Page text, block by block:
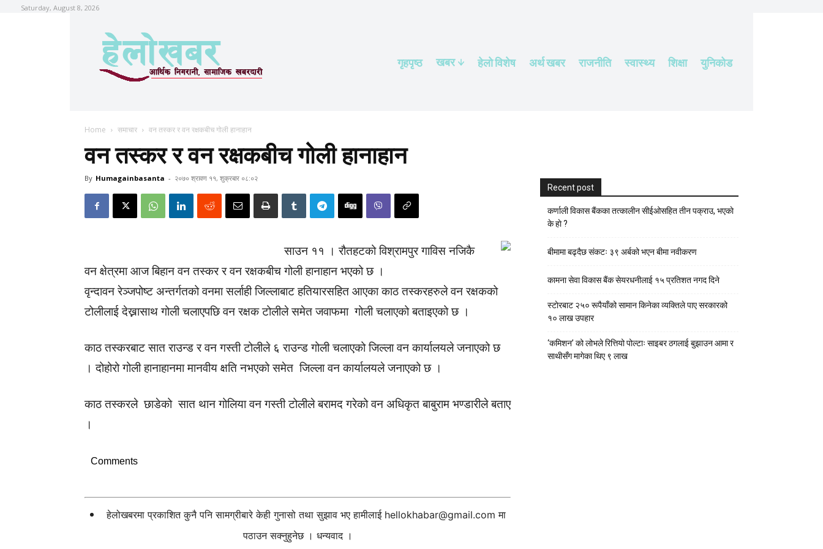
Saturday, August 8, 2026
गृहपृष्ठ खबर हेलाे विशेष अर्थ खबर राजनीति स्वास्थ्य शिक्षा युनिकोड
Home समाचार वन तस्कर र वन रक्षकबीच गोली हानाहान
वन तस्कर र वन रक्षकबीच गोली हानाहान
By Humagainbasanta - २०७० श्रावण ११, शुक्रबार ०८:०२
साउन ११ । रौतहटको विश्रामपुर गाविस नजिकै
वन क्षेत्रमा आज बिहान वन तस्कर र वन रक्षकबीच गोली हानाहान भएको छ ।
वृन्दावन रेञ्जपोष्ट अन्तर्गतको वनमा सर्लाही जिल्लाबाट हतियारसहित आएका काठ तस्करहरुले वन रक्षकको
टोलीलाई देख्नासाथ गोली चलाएपछि वन रक्षक टोलीले समेत जवाफमा गोली चलाएको बताइएको छ ।
काठ तस्करबाट सात राउन्ड र वन गस्ती टोलीले ६ राउन्ड गोली चलाएको जिल्ला वन कार्यालयले जनाएको छ
। दोहोरो गोली हानाहानमा मानवीय क्षति नभएको समेत जिल्ला वन कार्यालयले जनाएको छ ।
काठ तस्करले छाडेको सात थान गोलिया वन गस्ती टोलीले बरामद गरेको वन अधिकृत बाबुराम भण्डारीले बताए
।
Comments
हेलोखबरमा प्रकाशित कुनै पनि सामग्रीबारे केही गुनासो तथा सुझाव भए हामीलाई hellokhabar@gmail.com मा
पठाउन सक्नुहुनेछ । धन्यवाद ।
Recent post
कर्णाली विकास बैंकका तत्कालीन सीईओसहित तीन पक्राउ, भएकाे
के हाे ?
बीमामा बढ्दैछ संकटः ३९ अर्बको भएन बीमा नवीकरण
कामना सेवा विकास बैंक सेयरधनीलाई १५ प्रतिशत नगद दिने
स्टाेरबाट २५० रूपैयाँको सामान किनेका व्यक्तिले पाए सरकारको
१० लाख उपहार
‘कमिशन’ को लोभले रित्तियो पोल्टाः साइबर ठगलाई बुझाउन आमा र
साथीसँग मागेका थिए ९ लाख